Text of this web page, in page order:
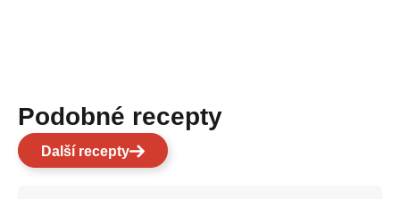
Podobné recepty
Další recepty